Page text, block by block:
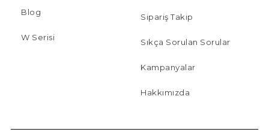
Blog
W Serisi
Sipariş Takip
Sıkça Sorulan Sorular
Kampanyalar
Hakkımızda